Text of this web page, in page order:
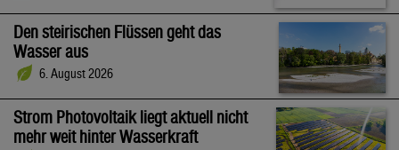
Den steirischen Flüssen geht das
Wasser aus
6. August 2026
Strom Photovoltaik liegt aktuell nicht
mehr weit hinter Wasserkraft